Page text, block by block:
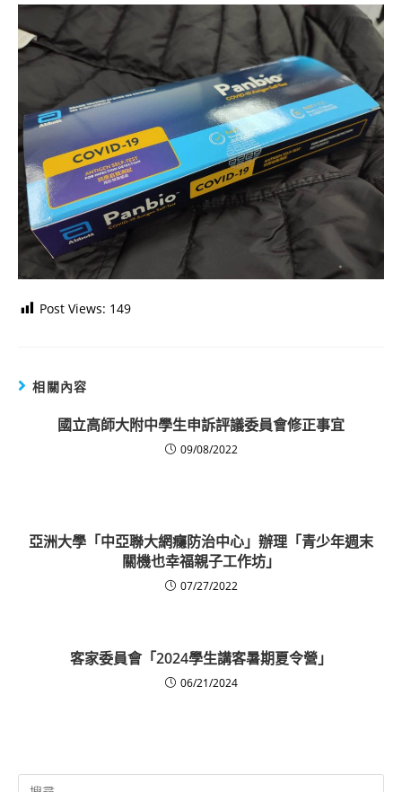
Post Views: 149
相關內容
國立高師大附中學生申訴評議委員會修正事宜
09/08/2022
亞洲大學「中亞聯大網癮防治中心」辦理「青少年週末
關機也幸福親子工作坊」
07/27/2022
客家委員會「2024學生講客暑期夏令營」
06/21/2024
Search